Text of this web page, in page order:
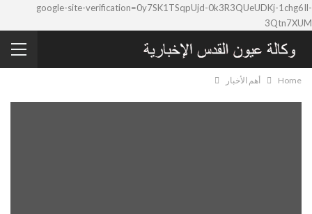
google-site-verification=0y7SK1TSqpUjd-0k3R3QUeUDKj-1chg6Il-
3Qtn7XUM
Home أهم الأخبار